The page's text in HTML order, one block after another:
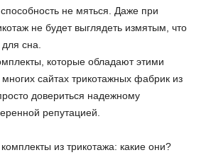
не мяться. Даже при
не будет выглядеть измятым, что
сна.
которые обладают этими
сайтах трикотажных фабрик из
довериться надежному
репутацией.
из трикотажа: какие они?